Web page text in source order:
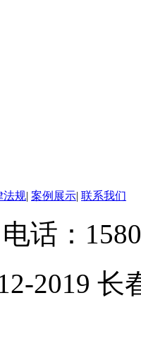
法规| 案例展示| 联系我们
话：
2019 长